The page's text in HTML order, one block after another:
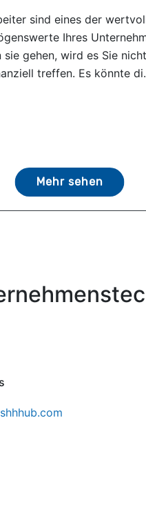
sind eines der
Ihres
sie gehen, wird es Sie
treffen. Es könnte
Mehr sehen